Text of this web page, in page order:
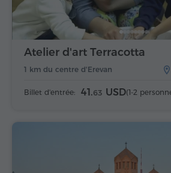
1 km du centre d'Erevan
Atelier d'art Terracotta
Billet d'entrée: 41.63 USD(1-2